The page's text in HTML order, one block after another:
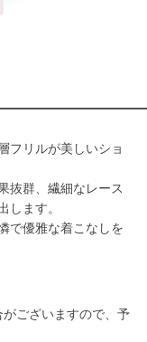
フリルが美しいショ
抜群、繊細なレース
します。
で優雅な着こなしを
ございますので、予